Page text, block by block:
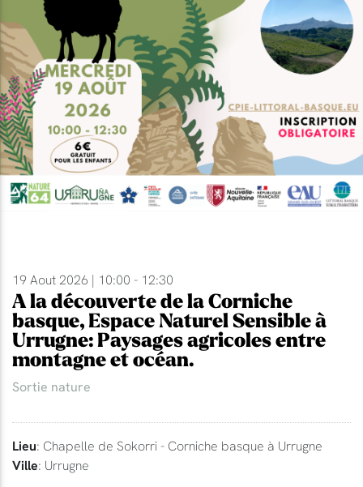
19 Aout 2026 | 10:00 - 12:30
A la découverte de la Corniche
basque, Espace Naturel Sensible à
Urrugne: Paysages agricoles entre
montagne et océan.
Sortie nature
Lieu: Chapelle de Sokorri - Corniche basque à Urrugne
Ville: Urrugne